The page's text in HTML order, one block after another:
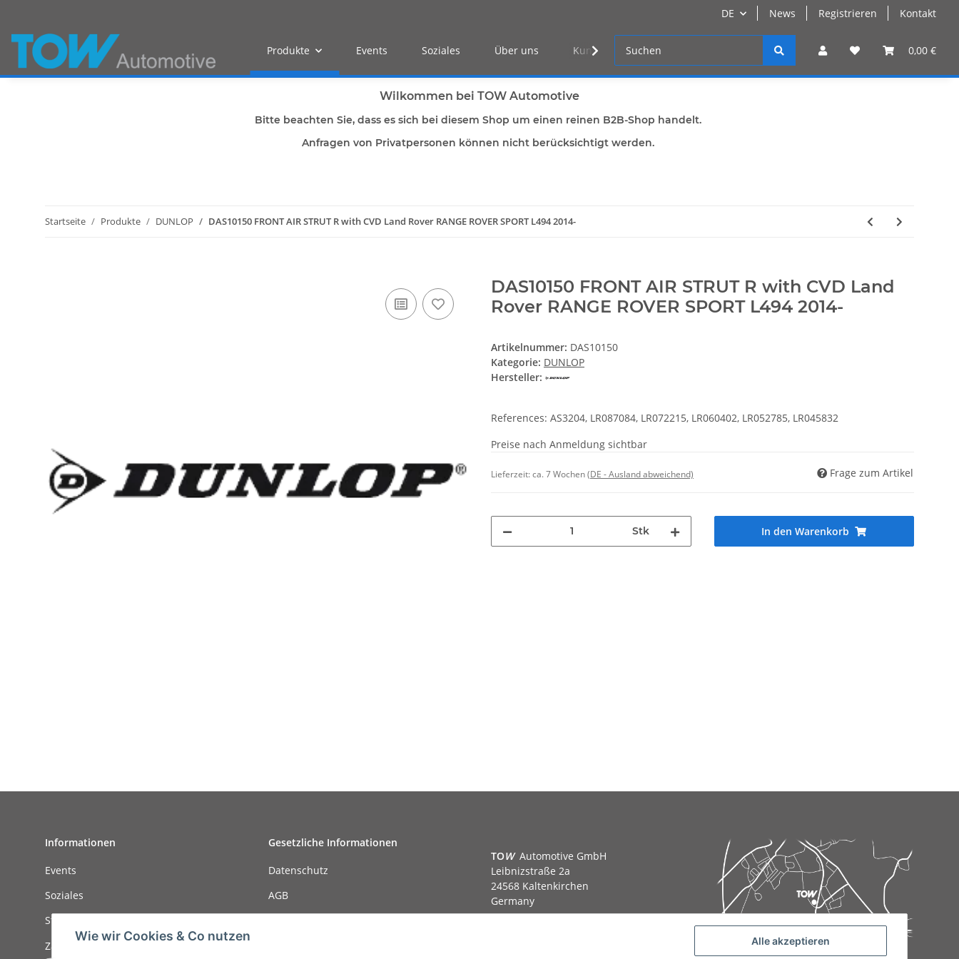
DE News Registrieren Kontakt
0,00 €
Produkte Events Soziales Über uns Kunden Log-in
Wilkommen bei TOW Automotive
Bitte beachten Sie, dass es sich bei diesem Shop um einen reinen B2B-Shop handelt.
Anfragen von Privatpersonen können nicht berücksichtigt werden.
Startseite Produkte DUNLOP DAS10150 FRONT AIR STRUT R with CVD Land Rover RANGE ROVER SPORT L494 2014-
DAS10150 FRONT AIR STRUT R with CVD Land
Rover RANGE ROVER SPORT L494 2014-
Artikelnummer: DAS10150
Kategorie: DUNLOP
Hersteller:
References: AS3204, LR087084, LR072215, LR060402, LR052785, LR045832
Preise nach Anmeldung sichtbar
Lieferzeit:ca. 7 Wochen(DE - Ausland abweichend) Frage zum Artikel
Stk In den Warenkorb
Informationen
Events
Soziales
Stellenanzeigen
Zahlungsmöglichkeiten
Gesetzliche Informationen
Datenschutz
AGB
TOW Automotive GmbH
Leibnizstraße 2a
24568 Kaltenkirchen
Germany
Wie wir Cookies & Co nutzen Alle akzeptieren